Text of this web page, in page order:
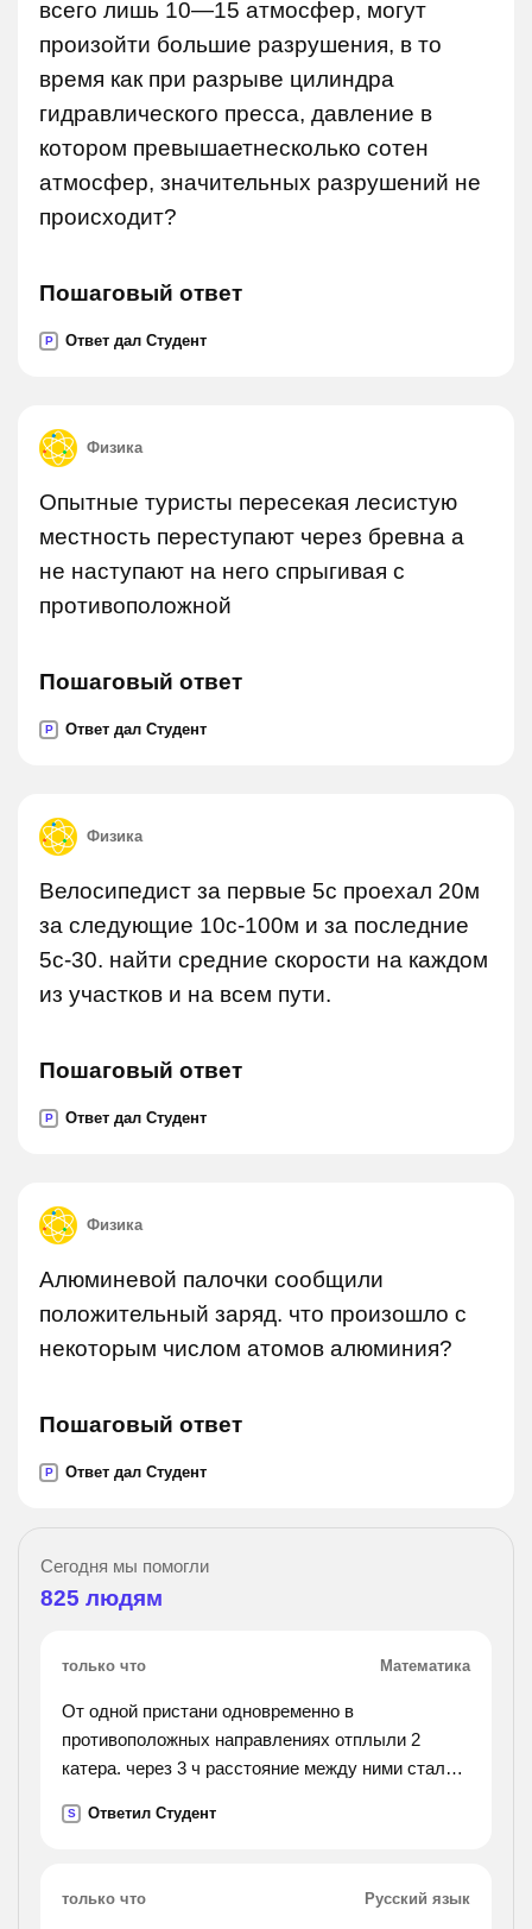
всего лишь 10—15 атмосфер, могут
произойти большие разрушения, в то
время как при разрыве цилиндра
гидравлического пресса, давление в
котором превышаетнесколько сотен
атмосфер, значительных разрушений не
происходит?
Пошаговый ответ
P Ответ дал Студент
Физика
Опытные туристы пересекая лесистую
местность переступают через бревна а
не наступают на него спрыгивая с
противоположной
Пошаговый ответ
P Ответ дал Студент
Физика
Велосипедист за первые 5с проехал 20м
за следующие 10с-100м и за последние
5с-30. найти средние скорости на каждом
из участков и на всем пути.
Пошаговый ответ
P Ответ дал Студент
Физика
Алюминевой палочки сообщили
положительный заряд. что произошло с
некоторым числом атомов алюминия?
Пошаговый ответ
P Ответ дал Студент
Сегодня мы помогли
825 людям
только что Математика
От одной пристани одновременно в
противоположных направлениях отплыли 2
катера. через 3 ч расстояние между ними стало
если известно, что скорость порвого катера
S Ответил Студент
только что Русский язык